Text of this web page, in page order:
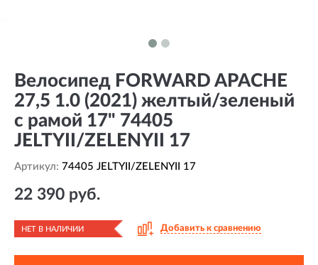
Велосипед FORWARD APACHE
27,5 1.0 (2021) желтый/зеленый
с рамой 17" 74405
JELTYII/ZELENYII 17
Артикул: 74405 JELTYII/ZELENYII 17
22 390 руб.
НЕТ В НАЛИЧИИ Добавить к сравнению